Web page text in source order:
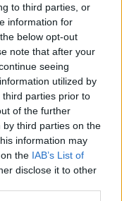
to third parties, or
information for
below opt-out
note that after your
seeing
utilized by
parties prior to
of the further
third parties on the
information may
the IAB’s List of
disclose it to other
zwrotnego się